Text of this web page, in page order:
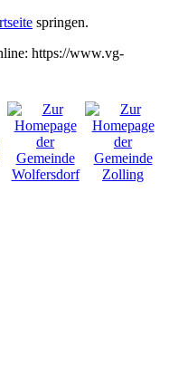
springen.
https://www.vg-